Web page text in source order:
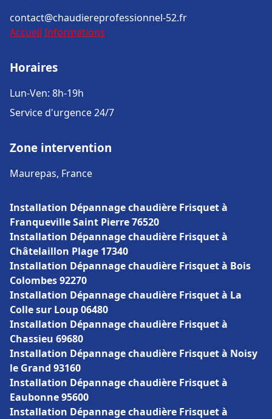
contact@chaudiereprofessionnel-52.fr
Accueil Informations
Horaires
Lun-Ven: 8h-19h
Service d'urgence 24/7
Zone intervention
Maurepas, France
Installation Dépannage chaudière Frisquet à
Franqueville Saint Pierre 76520
Installation Dépannage chaudière Frisquet à
Châtelaillon Plage 17340
Installation Dépannage chaudière Frisquet à Bois
Colombes 92270
Installation Dépannage chaudière Frisquet à La
Colle sur Loup 06480
Installation Dépannage chaudière Frisquet à
Chassieu 69680
Installation Dépannage chaudière Frisquet à Noisy
le Grand 93160
Installation Dépannage chaudière Frisquet à
Eaubonne 95600
Installation Dépannage chaudière Frisquet à